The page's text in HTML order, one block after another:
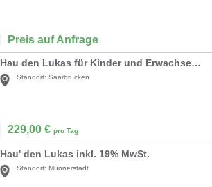
Preis auf Anfrage
Hau den Lukas für Kinder und Erwachsene mieten
Standort: Saarbrücken
229,00 € pro Tag
Hau' den Lukas inkl. 19% MwSt.
Standort: Münnerstadt